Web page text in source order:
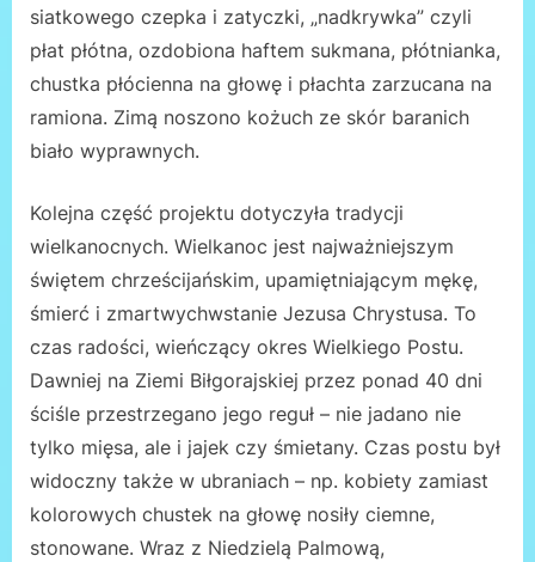
siatkowego czepka i zatyczki, „nadkrywka” czyli
płat płótna, ozdobiona haftem sukmana, płótnianka,
chustka płócienna na głowę i płachta zarzucana na
ramiona. Zimą noszono kożuch ze skór baranich
biało wyprawnych.
Kolejna część projektu dotyczyła tradycji
wielkanocnych. Wielkanoc jest najważniejszym
świętem chrześcijańskim, upamiętniającym mękę,
śmierć i zmartwychwstanie Jezusa Chrystusa. To
czas radości, wieńczący okres Wielkiego Postu.
Dawniej na Ziemi Biłgorajskiej przez ponad 40 dni
ściśle przestrzegano jego reguł – nie jadano nie
tylko mięsa, ale i jajek czy śmietany. Czas postu był
widoczny także w ubraniach – np. kobiety zamiast
kolorowych chustek na głowę nosiły ciemne,
stonowane. Wraz z Niedzielą Palmową,